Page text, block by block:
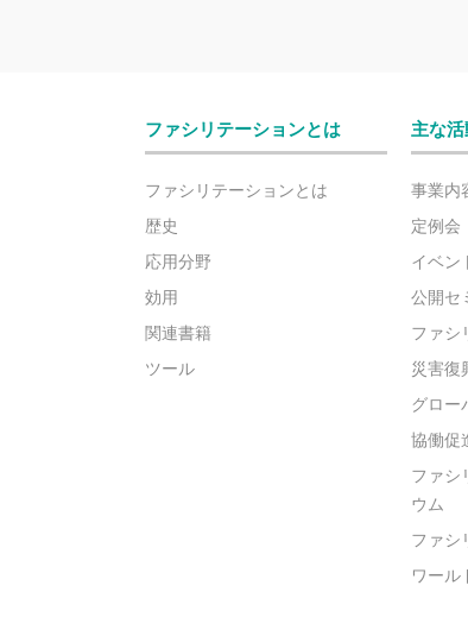
ファシリテーションとは
ファシリテーションとは
歴史
応用分野
効用
関連書籍
ツール
主な
事業内
定例会
イベン
公開セ
ファシ
災害復
グロー
協働促
ファシ
ウム
ファシ
ワール